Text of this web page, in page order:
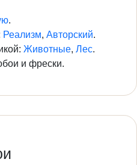
.
Реализм, Авторский.
Животные, Лес.
и фрески.